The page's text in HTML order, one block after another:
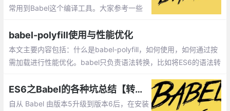
常用到Babel这个编译工具。大家参考一些
家在.babelrc中输入如下代码
babel-polyfill使用与性能优化
本文主要内容包括：什么是babel-polyfill，如何使用，如何通过按
需加载进行性能优化。babel只负责语法转换，比如将ES6的语法转
引入babel-polyfill来模拟实现这些对象、方法。
ES6之Babel的各种坑总结【转载】
自从 Babel 由版本5升级到版本6后，在安装